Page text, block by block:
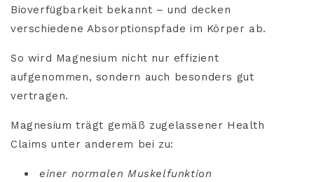
Bioverfügbarkeit bekannt – und decken
verschiedene Absorptionspfade im Körper ab.
So wird Magnesium nicht nur effizient
aufgenommen, sondern auch besonders gut
vertragen.
Magnesium trägt gemäß zugelassener Health
Claims unter anderem bei zu:
einer normalen Muskelfunktion